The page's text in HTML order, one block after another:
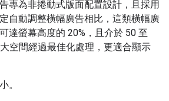
專為非捲動式版面配置設計，且採用
自動調整橫幅廣告相比，這類橫幅廣
達螢幕高度的 20%，且介於 50 至
空間經過最佳化處理，更適合顯示
。